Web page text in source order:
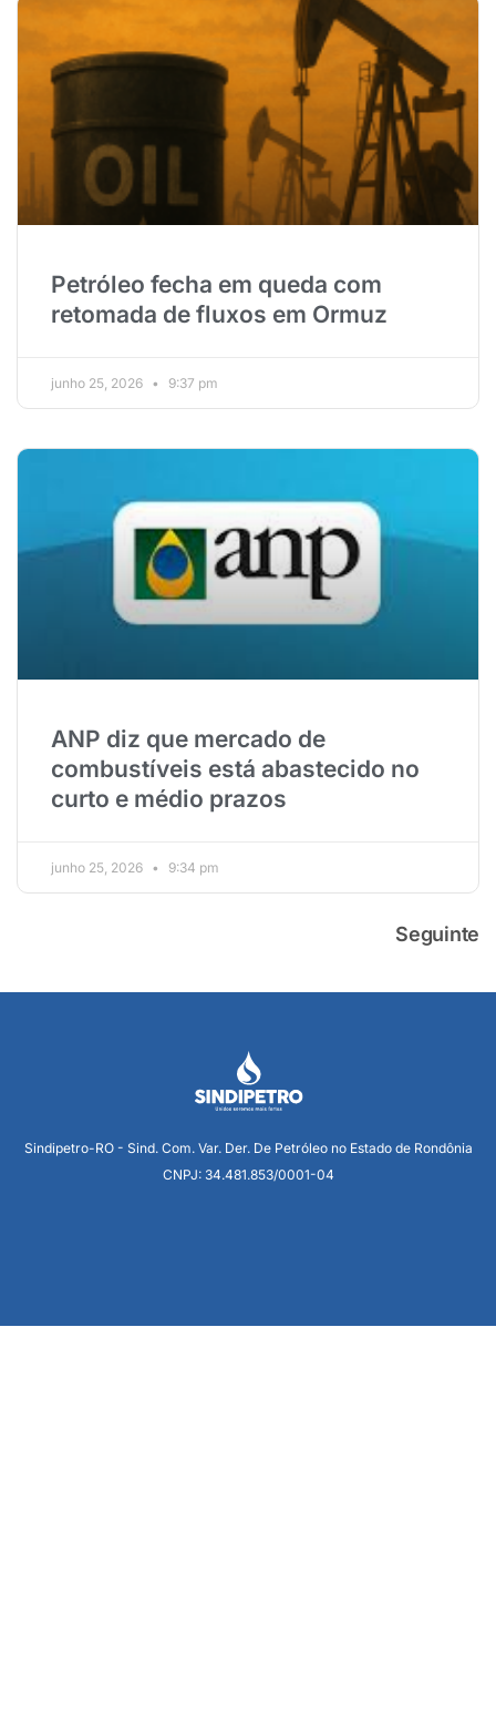
Petróleo fecha em queda com
retomada de fluxos em Ormuz
junho 25, 2026 9:37 pm
ANP diz que mercado de
combustíveis está abastecido no
curto e médio prazos
junho 25, 2026 9:34 pm
Seguinte
Sindipetro-RO - Sind. Com. Var. Der. De Petróleo no Estado de Rondônia
CNPJ: 34.481.853/0001-04